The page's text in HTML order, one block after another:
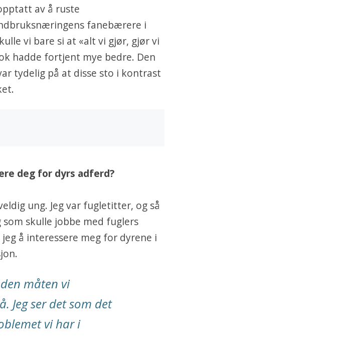
av å ruste
fanebærere i
vi bare si at «alt vi gjør, gjør vi
hadde fortjent mye bedre. Den
tydelig på at disse sto i kontrast
deg for dyrs adferd?
ung. Jeg var fugletitter, og så
skulle jobbe med fuglers
å interessere meg for dyrene i
måten vi
Jeg ser det som det
vi har i